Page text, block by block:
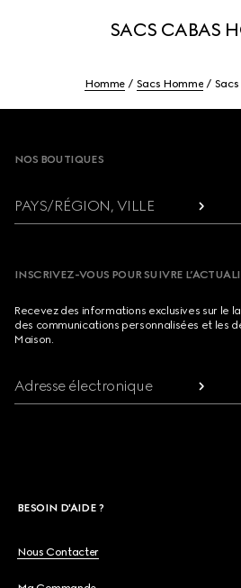
SACS CABAS
Homme Sacs Homme
NOS BOUTIQUES
PAYS/RÉGION, VILLE
INSCRIVEZ-VOUS POUR SUIVRE
Recevez des informations exclusives sur le
des communications personnalisées et les
Maison.
Adresse électronique
BESOIN D'AIDE ?
Nous Contacter